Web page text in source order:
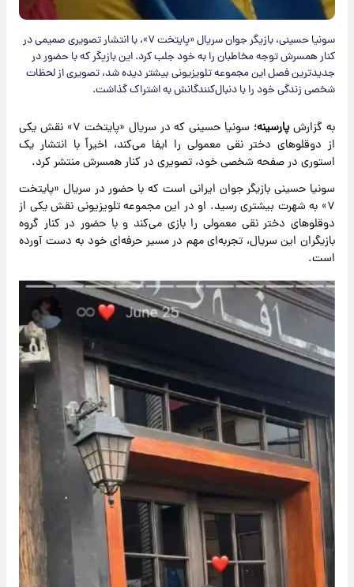
سونیا حسینی، بازیگر جوان سریال «پایتخت ۷»، با انتشار تصویری صمیمی در
کنار همسرش توجه مخاطبان را به خود جلب کرد. این بازیگر که با حضور در
جدیدترین فصل این مجموعه تلویزیونی بیشتر دیده شد، تصویری از لحظات
شخصی زندگی خود را با دنبال‌کنندگانش به اشتراک گذاشت.
به گزارشپارسینه
؛ سونیا حسینی که در سریال «پایتخت ۷» نقش یکی
از دوقلوهای دختر نقی معمولی را ایفا می‌کند، اخیراً با انتشار یک
استوری در صفحه شخصی خود، تصویری در کنار همسرش منتشر کرد.
سونیا حسینی بازیگر جوان ایرانی است که با حضور در سریال «پایتخت
۷» به شهرت بیشتری رسید. او در این مجموعه تلویزیونی نقش یکی از
دوقلوهای دختر نقی معمولی را بازی می‌کند و با حضور در کنار گروه
بازیگران این سریال، تجربه‌ای مهم در مسیر حرفه‌ای خود به دست آورده
است.